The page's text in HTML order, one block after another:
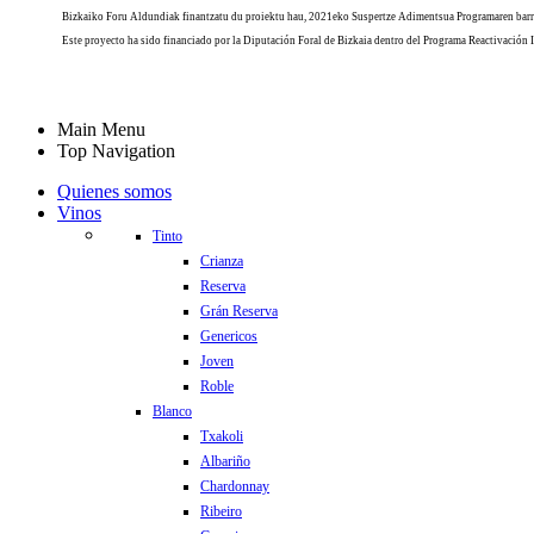
Bizkaiko Foru Aldundiak finantzatu du proiektu hau, 2021eko Suspertze Adimentsua Programaren
Este proyecto ha sido financiado por la Diputación Foral de Bizkaia dentro del Programa Reactivación
Main Menu
Top Navigation
Quienes somos
Vinos
Tinto
Crianza
Reserva
Grán Reserva
Genericos
Joven
Roble
Blanco
Txakoli
Albariño
Chardonnay
Ribeiro